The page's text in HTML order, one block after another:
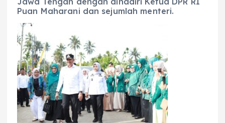
Puan Maharani dan sejumlah menteri.